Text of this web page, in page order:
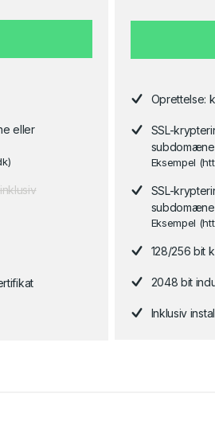
eller
Oprettelse:
SSL-
subdomæne
Eksempel
SSL-
Eksempel
128/256 bit
2048 bit
Inklusiv